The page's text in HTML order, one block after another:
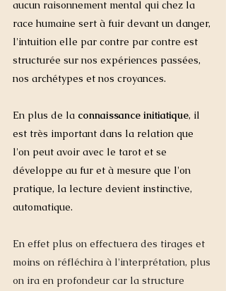
aucun raisonnement mental qui chez la
race humaine sert à fuir devant un danger,
l'intuition elle par contre par contre est
structurée sur nos expériences passées,
nos archétypes et nos croyances.
En plus de la connaissance initiatique, il
est très important dans la relation que
l'on peut avoir avec le tarot et se
développe au fur et à mesure que l'on
pratique, la lecture devient instinctive,
automatique.
En effet plus on effectuera des tirages et
moins on réfléchira à l'interprétation, plus
on ira en profondeur car la structure